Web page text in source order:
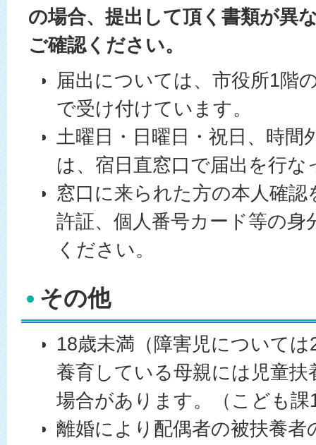
の場合、提出して頂く書類が異
ご確認ください。
届出については、市役所1階
で受け付けています。
土曜日・日曜日・祝日、時間
は、宿日直窓口で届出を行
窓口に来られた方の本人確
許証、個人番号カード等の身
ください。
その他
18歳未満（障害児について
養育している母親には児童
場合があります。（こども課
離婚により配偶者の被扶養者